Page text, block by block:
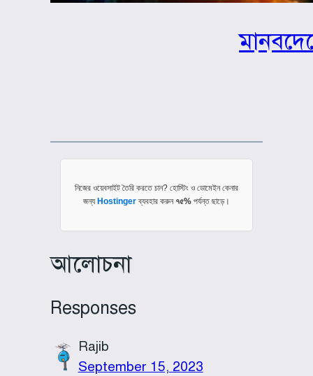
নিজের ওয়েবসাইট তৈরি করতে চান? হোস্টিং ও ডোমেইন কেনার
জন্যHostingerব্যবহার করুন ৭৫% পর্যন্ত ছাড়ে।
আলোচনা
Responses
Rajib
September 15, 2023